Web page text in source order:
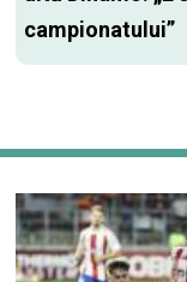
campionatului”